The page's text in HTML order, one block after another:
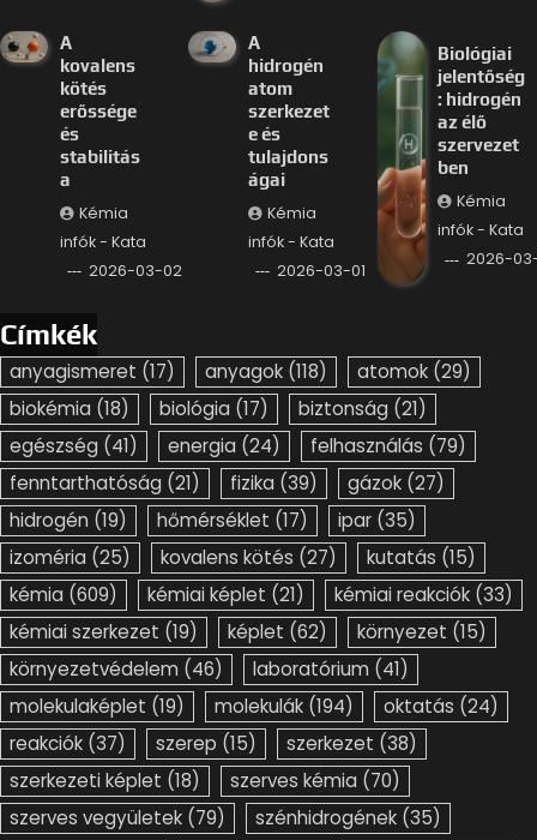
A
kovalens
kötés
erőssége
és
stabilitás
a
Kémia
infók - Kata
2026-03-02
A
hidrogén
atom
szerkezet
e és
tulajdons
ágai
Kémia
infók - Kata
2026-03-01
Biológiai
jelentőség
: hidrogén
az élő
szervezet
ben
Kémia
infók - Kata
2026-
Címkék
anyagismeret (17) anyagok (118) atomok (29)
biokémia (18) biológia (17) biztonság (21)
egészség (41) energia (24) felhasználás (79)
fenntarthatóság (21) fizika (39) gázok (27)
hidrogén (19) hőmérséklet (17) ipar (35)
izoméria (25) kovalens kötés (27) kutatás (15)
kémia (609) kémiai képlet (21) kémiai reakciók (33)
kémiai szerkezet (19) képlet (62) környezet (15)
környezetvédelem (46) laboratórium (41)
molekulaképlet (19) molekulák (194) oktatás (24)
reakciók (37) szerep (15) szerkezet (38)
szerkezeti képlet (18) szerves kémia (70)
szerves vegyületek (79) szénhidrogének (35)